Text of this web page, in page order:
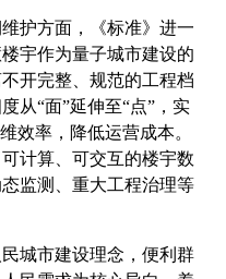
护方面，《标准》进一
宇作为量子城市建设的
开完整、规范的工程档
从“面”延伸至“点”，实
效率，降低运营成本。
计算、可交互的楼宇数
监测、重大工程治理等
城市建设理念，便利群